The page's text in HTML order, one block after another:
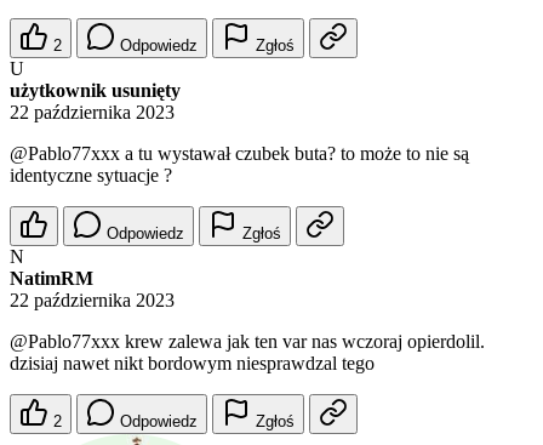
2 Odpowiedz Zgłoś
U
użytkownik usunięty
22 października 2023
@Pablo77xxx a tu wystawał czubek buta? to może to nie są
identyczne sytuacje ?
Odpowiedz Zgłoś
N
NatimRM
22 października 2023
@Pablo77xxx krew zalewa jak ten var nas wczoraj opierdolil.
dzisiaj nawet nikt bordowym niesprawdzal tego
2 Odpowiedz Zgłoś